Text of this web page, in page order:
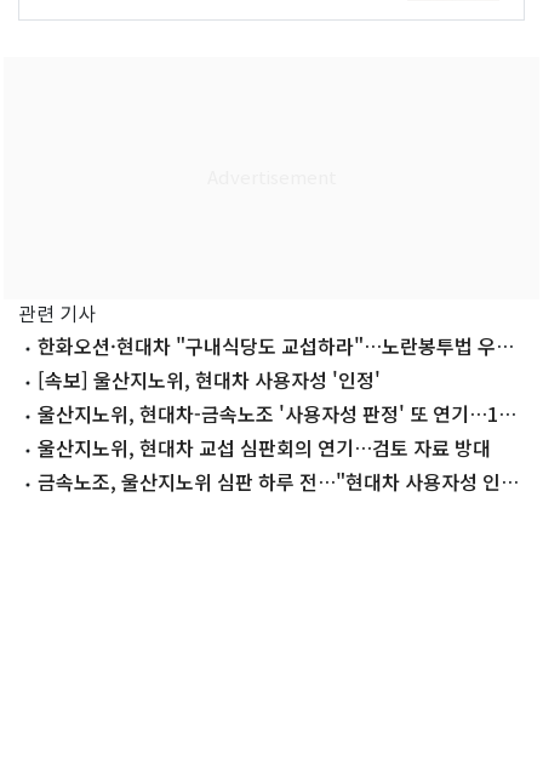
관련 기사
한화오션·현대차 "구내식당도 교섭하라"…노란봉투법 우려
현실로
[속보] 울산지노위, 현대차 사용자성 '인정'
울산지노위, 현대차-금속노조 '사용자성 판정' 또 연기…15
일 재개
울산지노위, 현대차 교섭 심판회의 연기…검토 자료 방대
금속노조, 울산지노위 심판 하루 전…"현대차 사용자성 인정